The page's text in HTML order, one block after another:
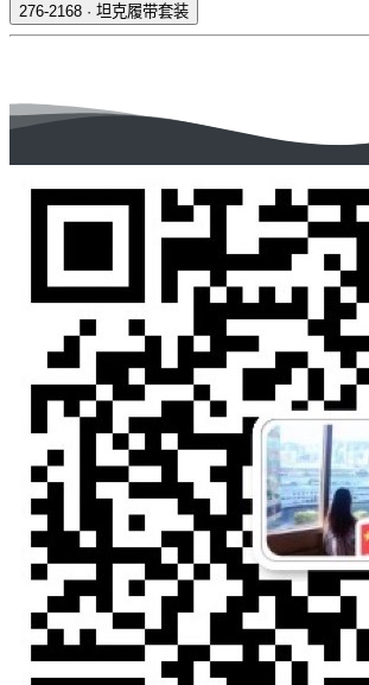
276-2168 · 坦克履带套装